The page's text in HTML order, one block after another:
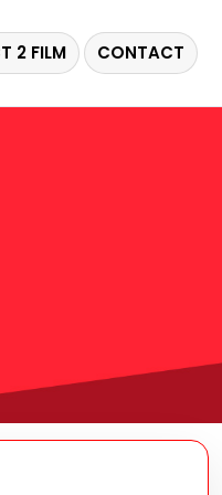
2 FILM CONTACT